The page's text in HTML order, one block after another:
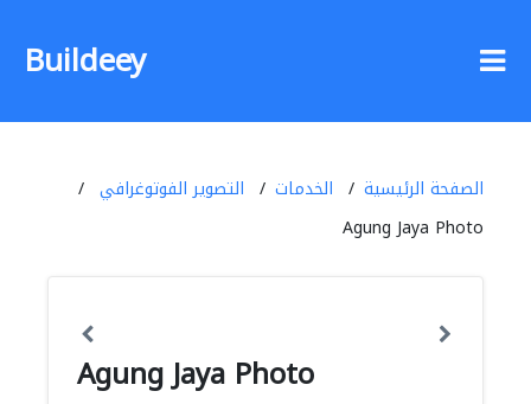
Buildeey
الصفحة الرئيسية الخدمات
التصوير الفوتوغرافي
Agung Jaya Photo
Agung Jaya Photo